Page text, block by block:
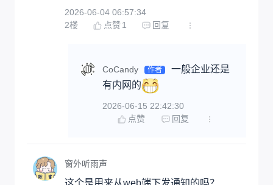
2026-06-04 06:57:34
2楼 点赞 1 回复
CoCandy 作者
一般企业还是
有内网的
2026-06-15 22:42:30
点赞
回复
窗外听雨声